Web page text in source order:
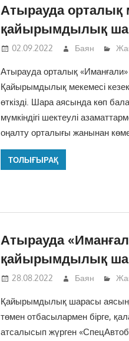
Атырауда орталық
қайырымдылық
02.09.2022 Баян
Атырауда орталық
Қайырымдылық мекемесі
өткізді. Шара аясында көп
мүмкіндігі шектеулі
оңалту орталығы жанынан
ТОЛЫҒЫРАҚ
Атырауда
қайырымдылық
28.08.2022 Баян
Қайырымдылық шарасы
төмен отбасылармен бірге,
атсалысып жүрген